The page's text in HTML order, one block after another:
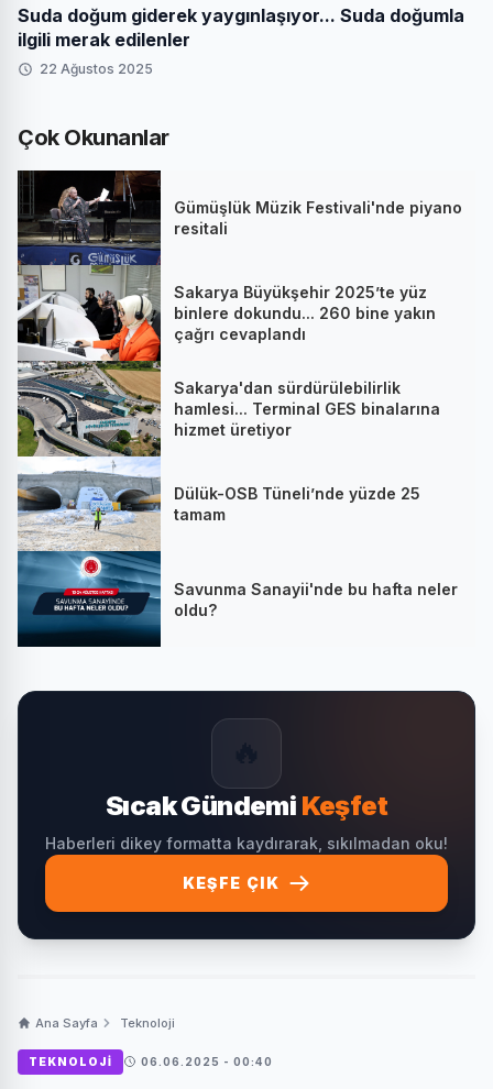
Suda doğum giderek yaygınlaşıyor... Suda doğumla
ilgili merak edilenler
22 Ağustos 2025
Çok Okunanlar
Gümüşlük Müzik Festivali'nde piyano
resitali
Sakarya Büyükşehir 2025’te yüz
binlere dokundu... 260 bine yakın
çağrı cevaplandı
Sakarya'dan sürdürülebilirlik
hamlesi... Terminal GES binalarına
hizmet üretiyor
Dülük-OSB Tüneli’nde yüzde 25
tamam
Savunma Sanayii'nde bu hafta neler
oldu?
Sıcak Gündemi Keşfet
Haberleri dikey formatta kaydırarak, sıkılmadan oku!
KEŞFE ÇIK
Ana Sayfa Teknoloji
TEKNOLOJI 06.06.2025 - 00:40